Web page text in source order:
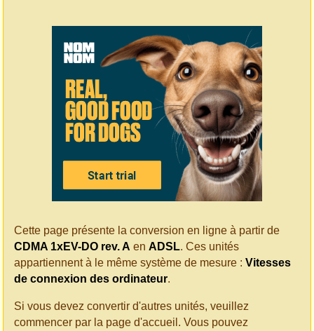
Cette page présente la conversion en ligne à partir de
CDMA 1xEV-DO rev. A en ADSL. Ces unités
appartiennent à le même système de mesure : Vitesses
de connexion des ordinateur.
Si vous devez convertir d'autres unités, veuillez
commencer par la page d'accueil. Vous pouvez